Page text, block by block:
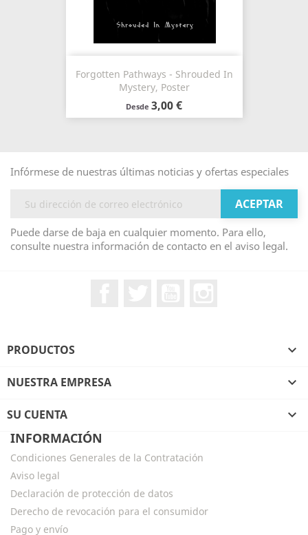
Forgotten Pathways - Shrouded In
Mystery, Poster
Desde 3,00 €
Infórmese de nuestras últimas noticias y ofertas especiales
Puede darse de baja en cualquier momento. Para ello,
consulte nuestra información de contacto en el aviso legal.
PRODUCTOS 
NUESTRA EMPRESA 
SU CUENTA

INFORMACIÓN
Condiciones Generales de la Contratación
Aviso legal
Declaración de protección de datos
Derecho de revocación para el consumidor
Pago y envío